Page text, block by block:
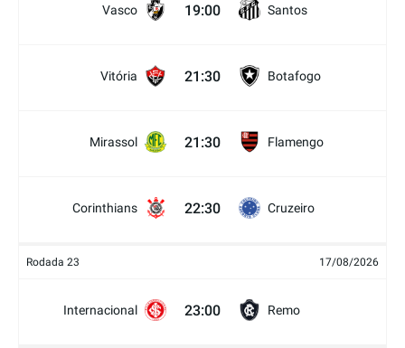
Vasco 19:00 Santos
Vitória 21:30 Botafogo
Mirassol 21:30 Flamengo
Corinthians 22:30 Cruzeiro
Rodada 23 17/08/2026
Internacional 23:00 Remo